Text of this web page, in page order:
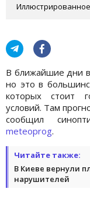
В ближайшие дни в
но это в
которых стоит
условий. Там
сообщил
meteoprog.
Читайте также:
В Киеве вернули
нарушителей